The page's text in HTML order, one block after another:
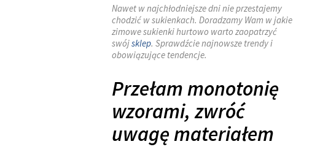
Nawet w najchłodniejsze dni nie przestajemy
chodzić w sukienkach. Doradzamy Wam w jakie
zimowe sukienki hurtowo warto zaopatrzyć
swójsklep. Sprawdźcie najnowsze trendy i
obowiązujące tendencje.
Przełam monotonię
wzorami, zwróć
uwagę materiałem